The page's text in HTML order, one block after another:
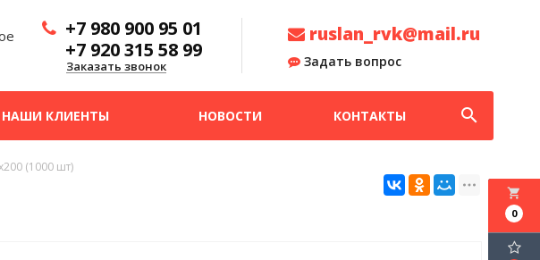
+7 980 900 95 01
+7 920 315 58 99
Заказать звонок
ruslan_rvk@mail.ru
Задать вопрос
НАШИ КЛИЕНТЫ НОВОСТИ КОНТАКТЫ search
(1000 шт)
local_grocery_store
0